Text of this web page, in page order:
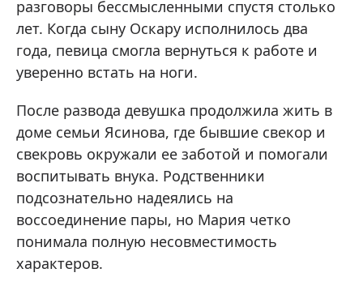
разговоры бессмысленными спустя столько
лет. Когда сыну Оскару исполнилось два
года, певица смогла вернуться к работе и
уверенно встать на ноги.
После развода девушка продолжила жить в
доме семьи Ясинова, где бывшие свекор и
свекровь окружали ее заботой и помогали
воспитывать внука. Родственники
подсознательно надеялись на
воссоединение пары, но Мария четко
понимала полную несовместимость
характеров.